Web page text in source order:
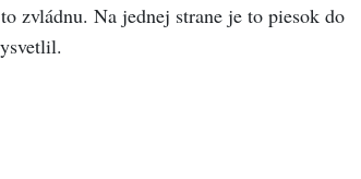
zvládnu. Na jednej strane je to piesok do